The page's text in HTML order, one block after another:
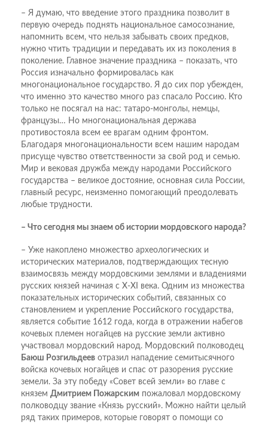
– Я думаю, что введение этого праздника позволит в
первую очередь поднять национальное самосознание,
напомнить всем, что нельзя забывать своих предков,
нужно чтить традиции и передавать их из поколения в
поколение. Главное значение праздника – показать, что
Россия изначально формировалась как
многонациональное государство. Я до сих пор убежден,
что именно это качество много раз спасало Россию. Кто
только не посягал на нас: татаро-монголы, немцы,
французы… Но многонациональная держава
противостояла всем ее врагам одним фронтом.
Благодаря многонациональности всем нашим народам
присуще чувство ответственности за свой род и семью.
Мир и вековая дружба между народами Российского
государства – великое достояние, основная сила России,
главный ресурс, неизменно помогающий преодолевать
любые трудности.
– Что сегодня мы знаем об истории мордовского народа?
– Уже накоплено множество археологических и
исторических материалов, подтверждающих тесную
взаимосвязь между мордовскими землями и владениями
русских князей начиная c X-XI века. Одним из множества
показательных исторических событий, связанных со
становлением и укрепление Российского государства,
является событие 1612 года, когда в отражении набегов
кочевых племен ногайцев на русские земли активно
участвовал мордовский народ. Мордовский полководец
Баюш Розгильдеев отразил нападение семитысячного
войска кочевых ногайцев и спас от разорения русские
земели. За эту победу «Совет всей земли» во главе с
князем Дмитрием Пожарским пожаловал мордовскому
полководцу звание «Князь русский». Можно найти целый
ряд таких примеров, которые говорят о помощи со